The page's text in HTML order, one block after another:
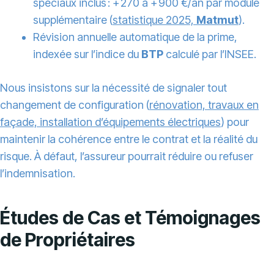
spéciaux inclus : + 270 à + 900 €/an par module
supplémentaire (statistique 2025, Matmut).
Révision annuelle automatique de la prime,
indexée sur l’indice du BTP calculé par l’INSEE.
Nous insistons sur la nécessité de signaler tout
changement de configuration (rénovation, travaux en
façade, installation d’équipements électriques) pour
maintenir la cohérence entre le contrat et la réalité du
risque. À défaut, l’assureur pourrait réduire ou refuser
l’indemnisation.
Études de Cas et Témoignages
de Propriétaires